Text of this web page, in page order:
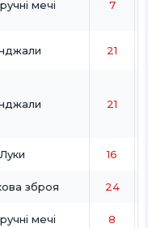
мечі 7
21
21
Луки 16
зброя 24
мечі 8